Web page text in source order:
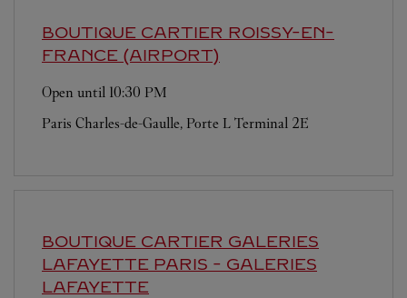
BOUTIQUE CARTIER ROISSY-EN-
FRANCE (AIRPORT)
Open until 10:30 PM
Paris Charles-de-Gaulle, Porte L Terminal 2E
BOUTIQUE CARTIER GALERIES
LAFAYETTE PARIS - GALERIES
LAFAYETTE